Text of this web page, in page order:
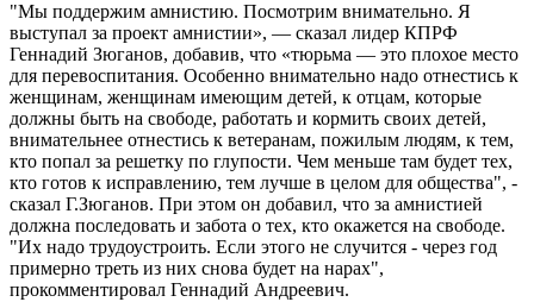
"Мы поддержим амнистию. Посмотрим внимательно. Я
выступал за проект амнистии», — сказал лидер КПРФ
Геннадий Зюганов, добавив, что «тюрьма — это плохое место
для перевоспитания. Особенно внимательно надо отнестись к
женщинам, женщинам имеющим детей, к отцам, которые
должны быть на свободе, работать и кормить своих детей,
внимательнее отнестись к ветеранам, пожилым людям, к тем,
кто попал за решетку по глупости. Чем меньше там будет тех,
кто готов к исправлению, тем лучше в целом для общества", -
сказал Г.Зюганов. При этом он добавил, что за амнистией
должна последовать и забота о тех, кто окажется на свободе.
"Их надо трудоустроить. Если этого не случится - через год
примерно треть из них снова будет на нарах",
прокомментировал Геннадий Андреевич.